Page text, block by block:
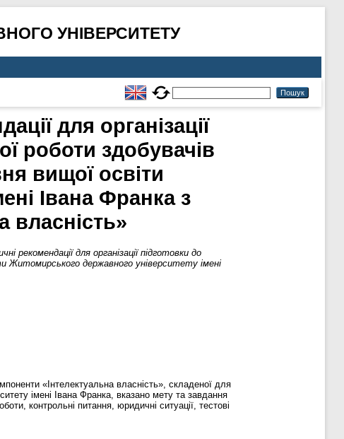
УНІВЕРСИТЕТУ
для організації
роботи здобувачів
вищої освіти
Івана Франка з
власність»
рекомендації для організації підготовки до
Житомирського державного університету імені
«Інтелектуальна власність», складеної для
імені Івана Франка, вказано мету та завдання
контрольні питання, юридичні ситуації, тестові